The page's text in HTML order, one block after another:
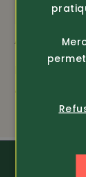
Article 4501
Babouches